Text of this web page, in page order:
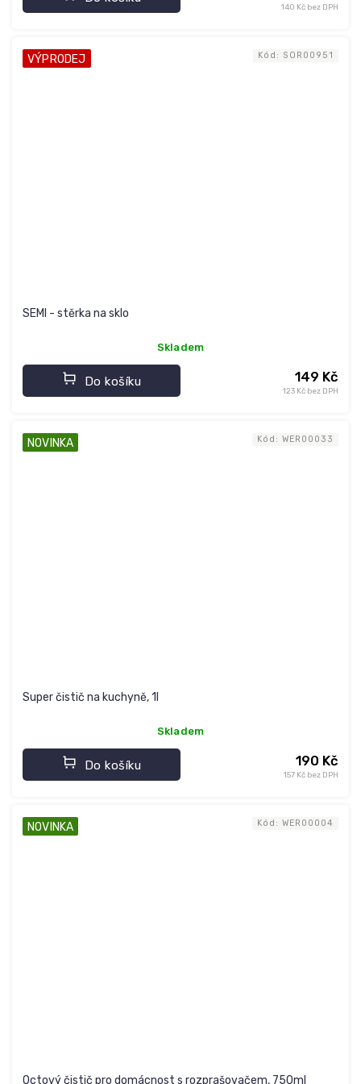
140 Kč bez DPH
VÝPRODEJ
SEMI - stěrka na sklo
Skladem
123 Kč bez DPH
149 Kč
Do košíku
Kód: SOR00951
NOVINKA
Super čistič na kuchyně, 1l
Skladem
157 Kč bez DPH
190 Kč
Do košíku
Kód: WER00033
NOVINKA
Octový čistič pro domácnost s rozprašovačem, 750ml
Kód: WER00004